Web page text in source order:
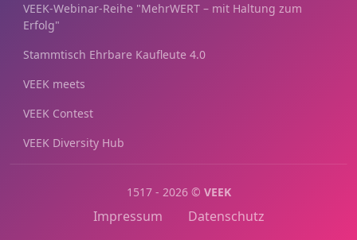
VEEK-Webinar-Reihe "MehrWERT – mit Haltung zum
Erfolg"
Stammtisch Ehrbare Kaufleute 4.0
VEEK meets
VEEK Contest
VEEK Diversity Hub
1517 - 2026 © VEEK
Impressum Datenschutz